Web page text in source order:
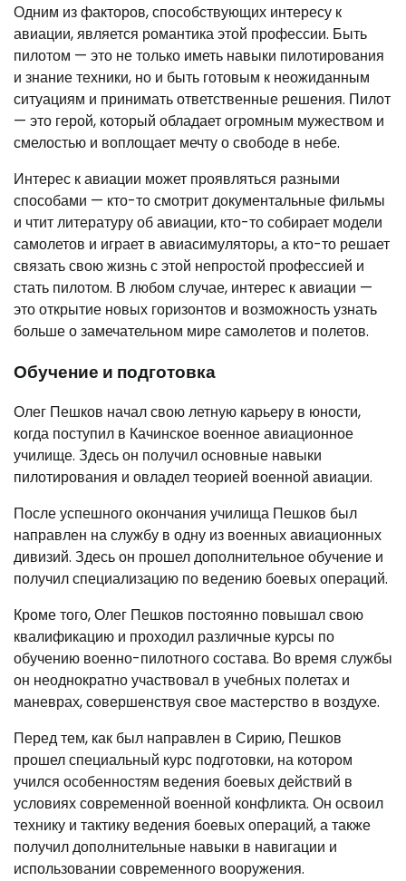
Одним из факторов, способствующих интересу к
авиации, является романтика этой профессии. Быть
пилотом — это не только иметь навыки пилотирования
и знание техники, но и быть готовым к неожиданным
ситуациям и принимать ответственные решения. Пилот
— это герой, который обладает огромным мужеством и
смелостью и воплощает мечту о свободе в небе.
Интерес к авиации может проявляться разными
способами — кто-то смотрит документальные фильмы
и чтит литературу об авиации, кто-то собирает модели
самолетов и играет в авиасимуляторы, а кто-то решает
связать свою жизнь с этой непростой профессией и
стать пилотом. В любом случае, интерес к авиации —
это открытие новых горизонтов и возможность узнать
больше о замечательном мире самолетов и полетов.
Обучение и подготовка
Олег Пешков начал свою летную карьеру в юности,
когда поступил в Качинское военное авиационное
училище. Здесь он получил основные навыки
пилотирования и овладел теорией военной авиации.
После успешного окончания училища Пешков был
направлен на службу в одну из военных авиационных
дивизий. Здесь он прошел дополнительное обучение и
получил специализацию по ведению боевых операций.
Кроме того, Олег Пешков постоянно повышал свою
квалификацию и проходил различные курсы по
обучению военно-пилотного состава. Во время службы
он неоднократно участвовал в учебных полетах и
маневрах, совершенствуя свое мастерство в воздухе.
Перед тем, как был направлен в Сирию, Пешков
прошел специальный курс подготовки, на котором
учился особенностям ведения боевых действий в
условиях современной военной конфликта. Он освоил
технику и тактику ведения боевых операций, а также
получил дополнительные навыки в навигации и
использовании современного вооружения.